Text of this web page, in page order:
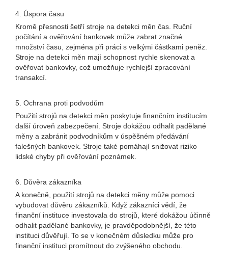
4. Úspora času
Kromě přesnosti šetří stroje na detekci měn čas. Ruční
počítání a ověřování bankovek může zabrat značné
množství času, zejména při práci s velkými částkami peněz.
Stroje na detekci měn mají schopnost rychle skenovat a
ověřovat bankovky, což umožňuje rychlejší zpracování
transakcí.
5. Ochrana proti podvodům
Použití strojů na detekci měn poskytuje finančním institucím
další úroveň zabezpečení. Stroje dokážou odhalit padělané
měny a zabránit podvodníkům v úspěšném předávání
falešných bankovek. Stroje také pomáhají snižovat riziko
lidské chyby při ověřování poznámek.
6. Důvěra zákazníka
A konečně, použití strojů na detekci měny může pomoci
vybudovat důvěru zákazníků. Když zákazníci vědí, že
finanční instituce investovala do strojů, které dokážou účinně
odhalit padělané bankovky, je pravděpodobnější, že této
instituci důvěřují. To se v konečném důsledku může pro
finanční instituci promítnout do zvýšeného obchodu.